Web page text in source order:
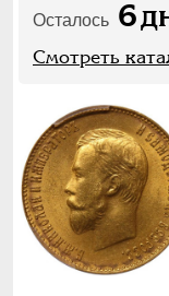
Осталось 6
Смотреть